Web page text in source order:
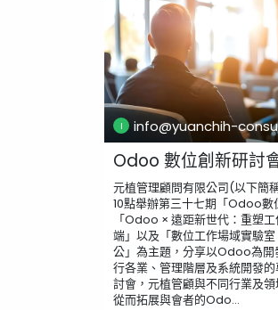
info@yuanchih-
Odoo 數位創新研討
元植管理顧問有限公司(以下簡
10點舉辦第三十七期「Odoo數
「Odoo × 遠距新世代：重塑
端」以及「數位工作場域實驗
公」為主題，分享以Odoo為開
行各業、管理階層及系統開發
討會，元植管顧與不同行業及
從而拓展與會者的Odo...